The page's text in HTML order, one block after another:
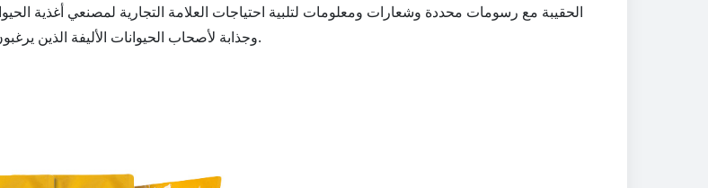
الحقيبة مع رسومات محددة وشعارات ومعلومات لتلبية احتياجات العلامة التجارية لمصنعي أغذية
وجذابة لأصحاب الحيوانات الأليفة الذين يرغبون في تزويد حيواناتهم الأليفة بأغذية عالية الجودة ومحمية بشكل جيد.